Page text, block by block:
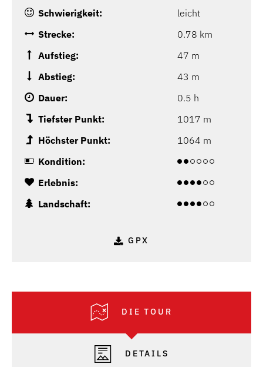
Schwierigkeit:
leicht
Strecke:
0.78 km
Aufstieg:
47 m
Abstieg:
43 m
Dauer:
0.5 h
Tiefster Punkt:
1017 m
Höchster Punkt:
1064 m
Kondition:
Erlebnis:
Landschaft:
GPX
DIE TOUR
DETAILS